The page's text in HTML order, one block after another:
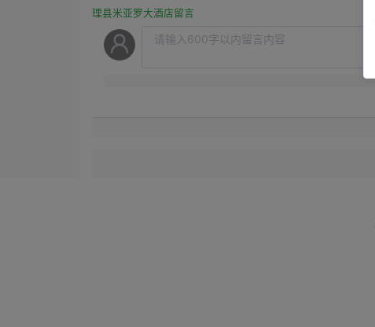
理县米亚罗大酒店留言